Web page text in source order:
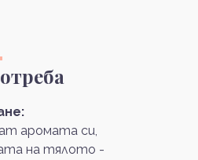
аромата си,
на тялото -